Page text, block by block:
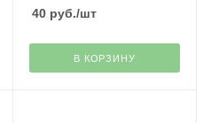
40руб./шт
В КОРЗИНУ